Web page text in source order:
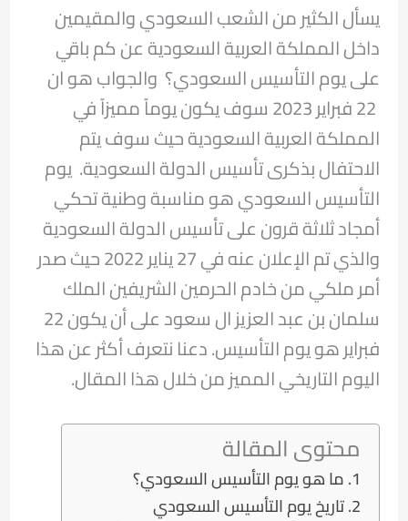
يسأل الكثير من الشعب السعودي والمقيمين
داخل المملكة العربية السعودية عن كم باقي
على يوم التأسيس السعودي؟ والجواب هو ان
22 فبراير 2023 سوف يكون يوماً مميزاً في
المملكة العربية السعودية حيث سوف يتم
الاحتفال بذكرى تأسيس الدولة السعودية. يوم
التأسيس السعودي هو مناسبة وطنية تحكي
أمجاد ثلاثة قرون على تأسيس الدولة السعودية
والذي تم الإعلان عنه في 27 يناير 2022 حيث صدر
أمر ملكي من خادم الحرمين الشريفين الملك
سلمان بن عبد العزيز ال سعود على أن يكون 22
فبراير هو يوم التأسيس. دعنا نتعرف أكثر عن هذا
اليوم التاريخي المميز من خلال هذا المقال.
محتوى المقالة
ما هو يوم التأسيس السعودي؟
تاريخ يوم التأسيس السعودي